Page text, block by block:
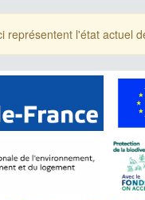
représentent l'état actuel